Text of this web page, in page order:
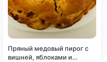
Пряный медовый пирог с
вишней, яблоками и